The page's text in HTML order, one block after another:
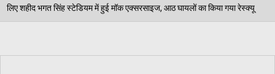
एक्सरसाइज, आठ घायलों का किया गया रेस्क्यू 06/08/2026 पेड़